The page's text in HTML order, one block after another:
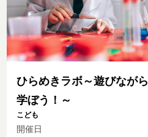
ひらめきラボ～遊びながら
学ぼう！～
こども
開催日